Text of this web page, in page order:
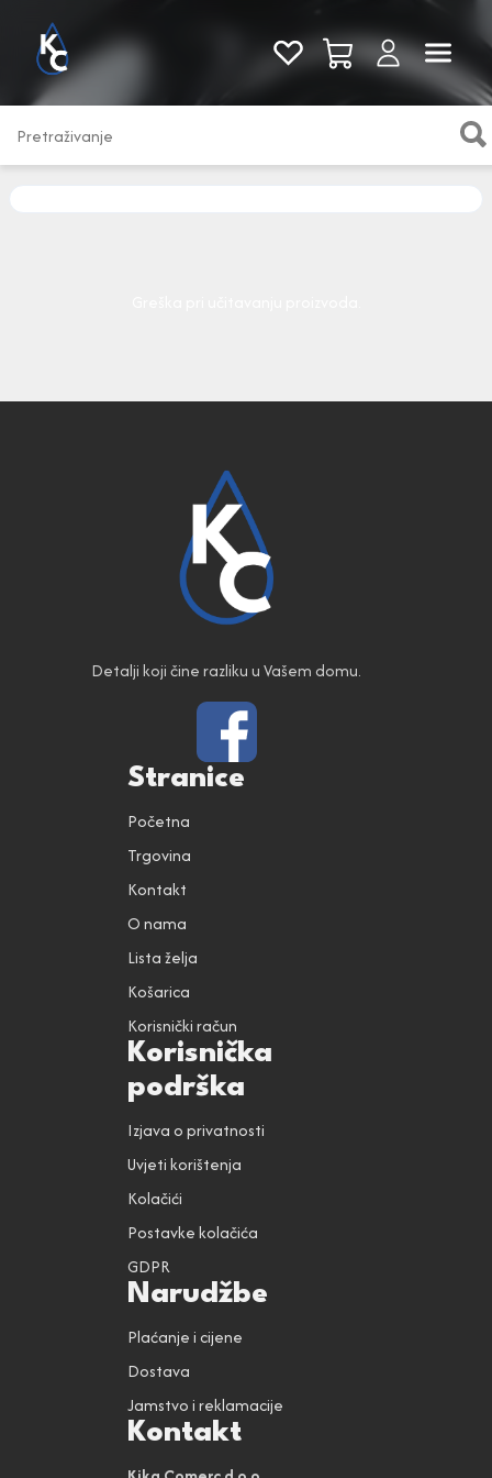
Pogledaj sve
Detalji koji čine razliku u Vašem domu.
Stranice
Početna
Trgovina
Kontakt
O nama
Lista želja
Košarica
Korisnički račun
Korisnička
podrška
Izjava o privatnosti
Uvjeti korištenja
Kolačići
Postavke kolačića
GDPR
Narudžbe
Plaćanje i cijene
Dostava
Jamstvo i reklamacije
Kontakt